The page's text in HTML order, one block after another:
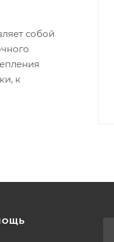
собой
к